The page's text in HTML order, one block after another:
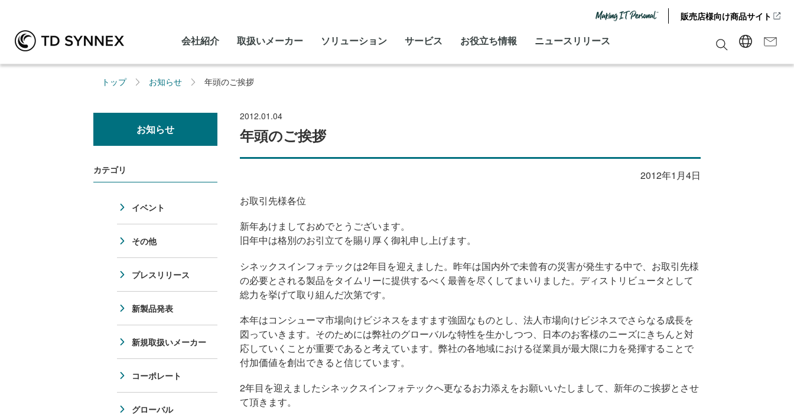
販売店様向け商品サイト
会社紹介 取扱いメーカー ソリューション サービス お役立ち情報 ニュースリリース
トップ お知らせ 年頭のご挨拶
2012.01.04
年頭のご挨拶
2012年1月4日
お取引先様各位
新年あけましておめでとうございます。
旧年中は格別のお引立てを賜り厚く御礼申し上げます。
シネックスインフォテックは2年目を迎えました。昨年は国内外で未曾有の災害が発生する中で、お取引先様
の必要とされる製品をタイムリーに提供するべく最善を尽くしてまいりました。ディストリビュータとして
総力を挙げて取り組んだ次第です。
本年はコンシューマ市場向けビジネスをますます強固なものとし、法人市場向けビジネスでさらなる成長を
図っていきます。そのためには弊社のグローバルな特性を生かしつつ、日本のお客様のニーズにきちんと対
応していくことが重要であると考えています。弊社の各地域における従業員が最大限に力を発揮することで
付加価値を創出できると信じています。
2年目を迎えましたシネックスインフォテックへ更なるお力添えをお願いいたしまして、新年のご挨拶とさせ
て頂きます。
お知らせ
カテゴリ
イベント
その他
プレスリリース
新製品発表
新規取扱いメーカー
コーポレート
グローバル